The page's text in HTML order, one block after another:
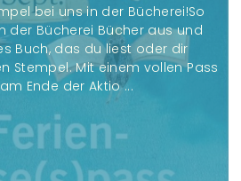
bei uns in der Bücherei!So
der Bücherei Bücher aus und
Buch, das du liest oder dir
Stempel. Mit einem vollen Pass
Ende der Aktio ...